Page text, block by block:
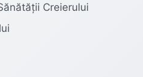
Creierului